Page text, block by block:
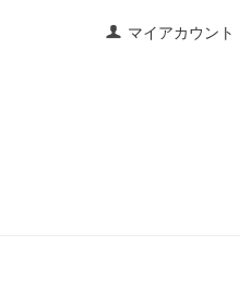
マイアカウント